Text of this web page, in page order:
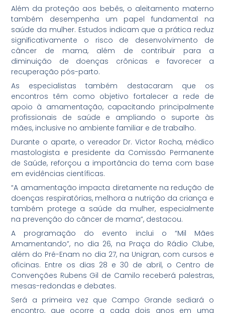
Além da proteção aos bebês, o aleitamento materno
também desempenha um papel fundamental na
saúde da mulher. Estudos indicam que a prática reduz
significativamente o risco de desenvolvimento de
câncer de mama, além de contribuir para a
diminuição de doenças crônicas e favorecer a
recuperação pós-parto.
As especialistas também destacaram que os
encontros têm como objetivo fortalecer a rede de
apoio à amamentação, capacitando principalmente
profissionais de saúde e ampliando o suporte às
mães, inclusive no ambiente familiar e de trabalho.
Durante o aparte, o vereador Dr. Victor Rocha, médico
mastologista e presidente da Comissão Permanente
de Saúde, reforçou a importância do tema com base
em evidências científicas.
“A amamentação impacta diretamente na redução de
doenças respiratórias, melhora a nutrição da criança e
também protege a saúde da mulher, especialmente
na prevenção do câncer de mama”, destacou.
A programação do evento inclui o “Mil Mães
Amamentando”, no dia 26, na Praça do Rádio Clube,
além do Pré-Enam no dia 27, na Unigran, com cursos e
oficinas. Entre os dias 28 e 30 de abril, o Centro de
Convenções Rubens Gil de Camilo receberá palestras,
mesas-redondas e debates.
Será a primeira vez que Campo Grande sediará o
encontro, que ocorre a cada dois anos em uma